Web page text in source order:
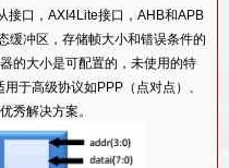
接口，AXI4Lite接口，AHB和APB
缓冲区，存储帧大小和错误条件的
的大小是可配置的，未使用的特
于高级协议如PPP（点对点）、
秀解决方案。